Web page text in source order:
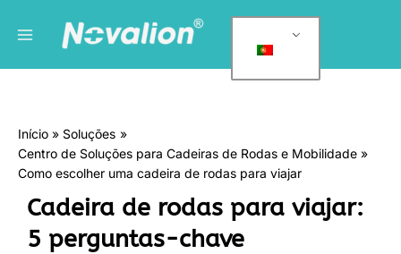
para
conteúdo
principal
a
o
r
Início
Soluções
Centro de Soluções para Cadeiras de Rodas e Mobilidade
Como escolher uma cadeira de rodas para viajar
Cadeira de rodas para viajar:
5 perguntas-chave